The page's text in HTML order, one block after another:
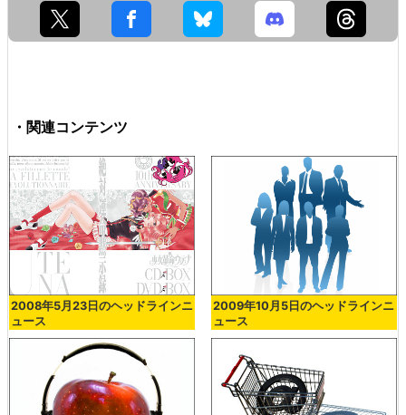
・関連コンテンツ
2008年5月23日のヘッドラインニ
ュース
2009年10月5日のヘッドラインニ
ュース